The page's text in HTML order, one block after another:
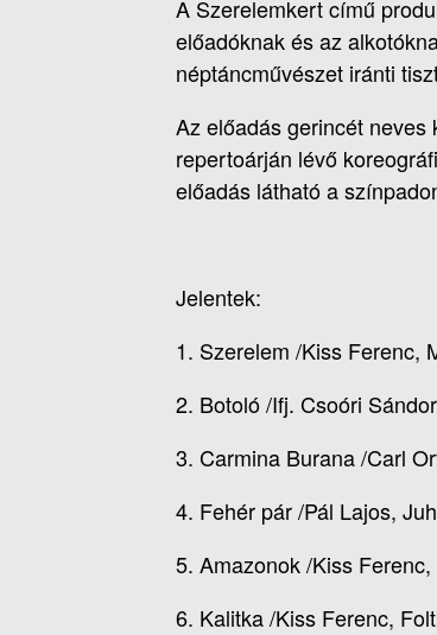
A Szerelemkert című
előadóknak és az
néptáncművészet iránti
Az előadás gerincét
repertoárján lévő
előadás látható a
Jelentek:
1. Szerelem /Kiss Ferenc,
2. Botoló /Ifj. Csoóri
3. Carmina Burana /Carl
4. Fehér pár /Pál Lajos,
5. Amazonok /Kiss
6. Kalitka /Kiss Ferenc,